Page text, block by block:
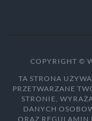
COPYRIGHT ©
TA STRONA
PRZETWARZANE
STRONIE,
DANYCH
ORAZ REGULAMIN